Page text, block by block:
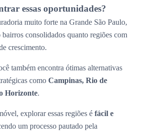
essas oportunidades?
muito forte na Grande São Paulo,
consolidados quanto regiões com
crescimento.
também encontra ótimas alternativas
como Campinas, Rio de
Horizonte.
explorar essas regiões é fácil e
um processo pautado pela